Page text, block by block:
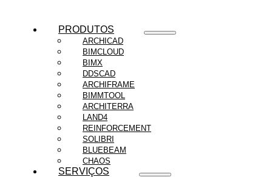
PRODUTOS
ARCHICAD
BIMCLOUD
BIMX
DDSCAD
ARCHIFRAME
BIMMTOOL
ARCHITERRA
LAND4
REINFORCEMENT
SOLIBRI
BLUEBEAM
CHAOS
SERVIÇOS